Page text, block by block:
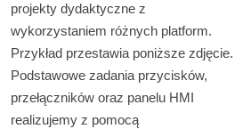
projekty dydaktyczne z
wykorzystaniem różnych platform.
Przykład przestawia poniższe zdjęcie.
Podstawowe zadania przycisków,
przełączników oraz panelu HMI
realizujemy z pomocą